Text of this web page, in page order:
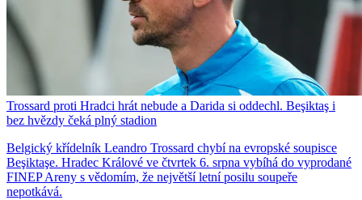
Trossard proti Hradci hrát nebude a Darida si oddechl. Beşiktaş i
bez hvězdy čeká plný stadion
Belgický křídelník Leandro Trossard chybí na evropské soupisce
Beşiktaşe. Hradec Králové ve čtvrtek 6. srpna vybíhá do vyprodané
FINEP Areny s vědomím, že největší letní posilu soupeře
nepotkává.